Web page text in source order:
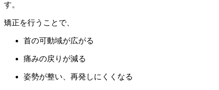
す。
矯正を行うことで、
首の可動域が広がる
痛みの戻りが減る
姿勢が整い、再発しにくくなる